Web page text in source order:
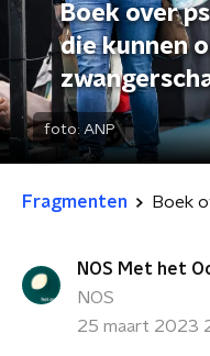
Boek over
die kunnen
foto: ANP
Fragmenten
NOS Met het
NOS
25 maart 2023